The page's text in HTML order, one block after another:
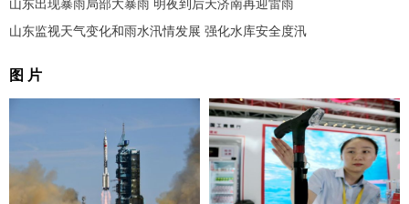
山东出现暴雨局部大暴雨 明夜到后天济南再迎雷雨
山东监视天气变化和雨水汛情发展 强化水库安全度汛
图 片